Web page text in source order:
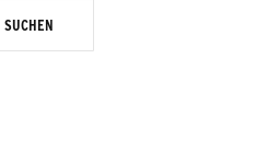
SUCHEN